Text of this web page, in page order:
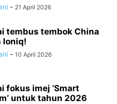
- 21 April 2026
tembus tembok China
Ioniq!
- 10 April 2026
fokus imej ‘Smart
untuk tahun 2026